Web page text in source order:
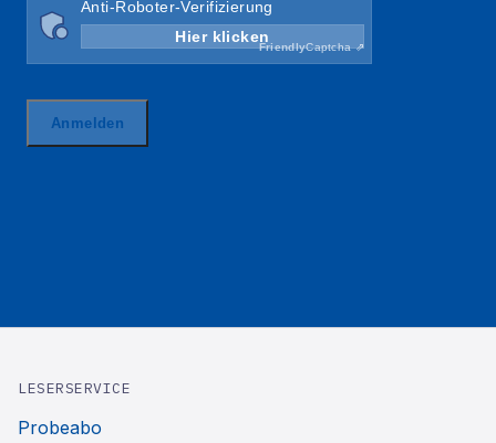
LESERSERVICE
Probeabo